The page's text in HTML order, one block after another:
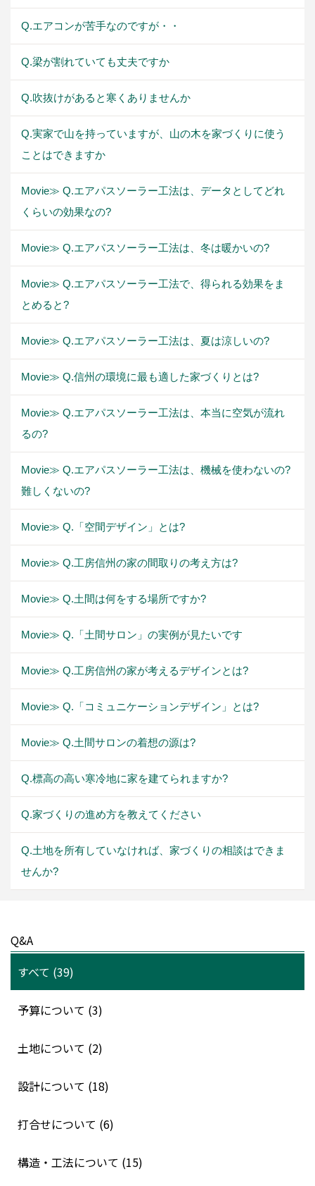
Q.エアコンが苦手なのですが・・
Q.梁が割れていても丈夫ですか
Q.吹抜けがあると寒くありませんか
Q.実家で山を持っていますが、山の木を家づくりに使う
ことはできますか
Movie≫ Q.エアパスソーラー工法は、データとしてどれ
くらいの効果なの?
Movie≫ Q.エアパスソーラー工法は、冬は暖かいの?
Movie≫ Q.エアパスソーラー工法で、得られる効果をま
とめると?
Movie≫ Q.エアパスソーラー工法は、夏は涼しいの?
Movie≫ Q.信州の環境に最も適した家づくりとは?
Movie≫ Q.エアパスソーラー工法は、本当に空気が流れ
るの?
Movie≫ Q.エアパスソーラー工法は、機械を使わないの?
難しくないの?
Movie≫ Q.「空間デザイン」とは?
Movie≫ Q.工房信州の家の間取りの考え方は?
Movie≫ Q.土間は何をする場所ですか?
Movie≫ Q.「土間サロン」の実例が見たいです
Movie≫ Q.工房信州の家が考えるデザインとは?
Movie≫ Q.「コミュニケーションデザイン」とは?
Movie≫ Q.土間サロンの着想の源は?
Q.標高の高い寒冷地に家を建てられますか?
Q.家づくりの進め方を教えてください
Q.土地を所有していなければ、家づくりの相談はできま
せんか?
Q&A
すべて (39)
予算について (3)
土地について (2)
設計について (18)
打合せについて (6)
構造・工法について (15)